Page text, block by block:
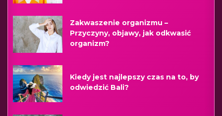
Zakwaszenie organizmu –
Przyczyny, objawy, jak odkwasić
organizm?
Kiedy jest najlepszy czas na to, by
odwiedzić Bali?